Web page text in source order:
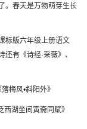
。春天是万物萌芽生长
标版六年级上册语文
有《诗经·采薇》、
梅风•斜阳外》
湖坐间寅斋同赋》